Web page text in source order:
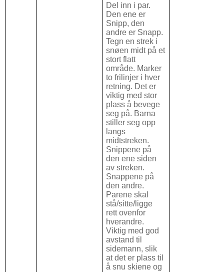
Del inn i par.
Den ene er
Snipp, den
andre er Snapp.
Tegn en strek i
snøen midt på et
stort flatt
område. Marker
to frilinjer i hver
retning. Det er
viktig med stor
plass å bevege
seg på. Barna
stiller seg opp
langs
midtstreken.
Snippene på
den ene siden
av streken.
Snappene på
den andre.
Parene skal
stå/sitte/ligge
rett ovenfor
hverandre.
Viktig med god
avstand til
sidemann, slik
at det er plass til
å snu skiene og